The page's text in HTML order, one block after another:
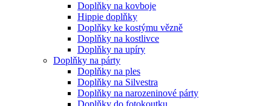
Doplňky na kovboje
Hippie doplňky
Doplňky ke kostýmu vězně
Doplňky na kostlivce
Doplňky na upíry
Doplňky na párty
Doplňky na ples
Doplňky na Silvestra
Doplňky na narozeninové párty
Doplňky do fotokoutku